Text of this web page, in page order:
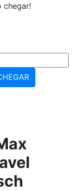
chegar!
CHEGAR